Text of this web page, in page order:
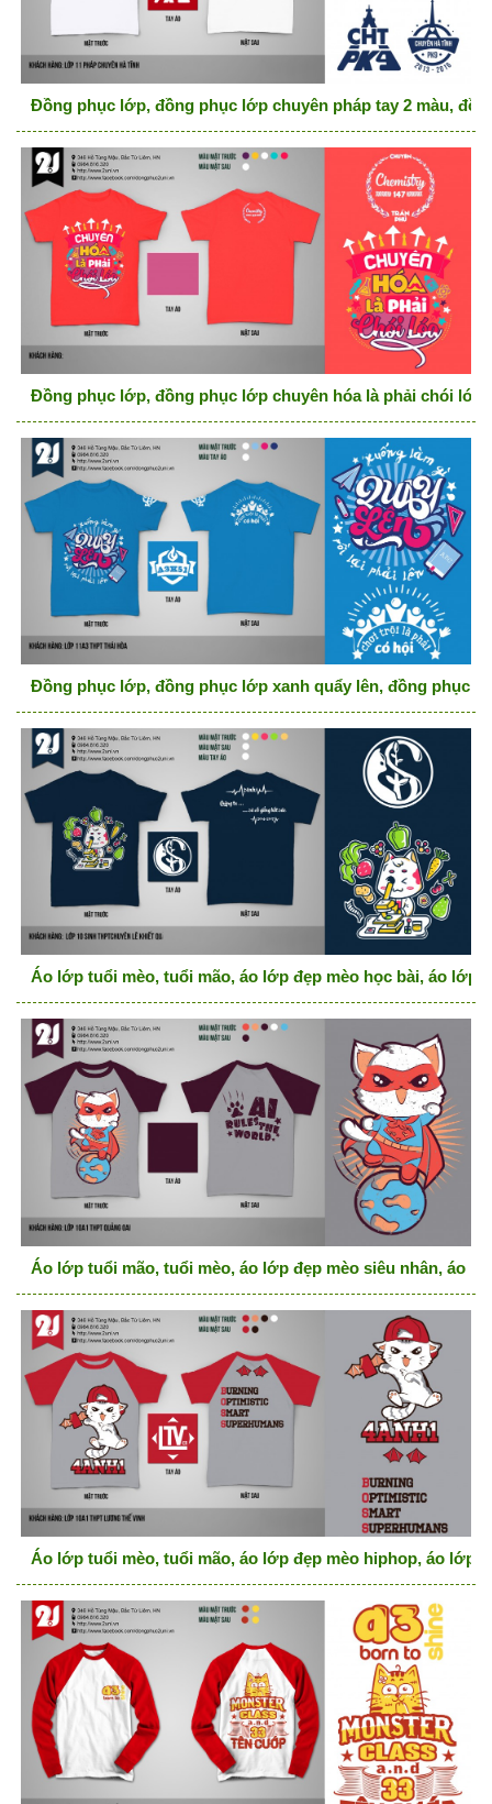
Đồng phục lớp, đồng phục lớp chuyên pháp tay 2 màu,
Đồng phục lớp, đồng phục lớp chuyên hóa là phải chói
Đồng phục lớp, đồng phục lớp xanh quẩy lên, đồng phục
Áo lớp tuổi mèo, tuổi mão, áo lớp đẹp mèo học bài, áo lớp
Áo lớp tuổi mão, tuổi mèo, áo lớp đẹp mèo siêu nhân, áo
Áo lớp tuổi mèo, tuổi mão, áo lớp đẹp mèo hiphop, áo lớp